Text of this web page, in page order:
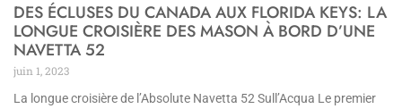
DES ÉCLUSES DU CANADA AUX FLORIDA KEYS: LA
LONGUE CROISIÈRE DES MASON À BORD D’UNE
NAVETTA 52
juin 1, 2023
La longue croisière de l’Absolute Navetta 52 Sull’Acqua Le premier